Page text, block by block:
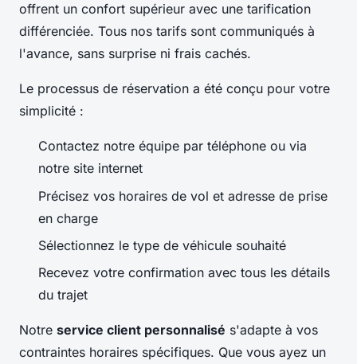
offrent un confort supérieur avec une tarification
différenciée. Tous nos tarifs sont communiqués à
l'avance, sans surprise ni frais cachés.
Le processus de réservation a été conçu pour votre
simplicité :
Contactez notre équipe par téléphone ou via
notre site internet
Précisez vos horaires de vol et adresse de prise
en charge
Sélectionnez le type de véhicule souhaité
Recevez votre confirmation avec tous les détails
du trajet
Notre service client personnalisé s'adapte à vos
contraintes horaires spécifiques. Que vous ayez un